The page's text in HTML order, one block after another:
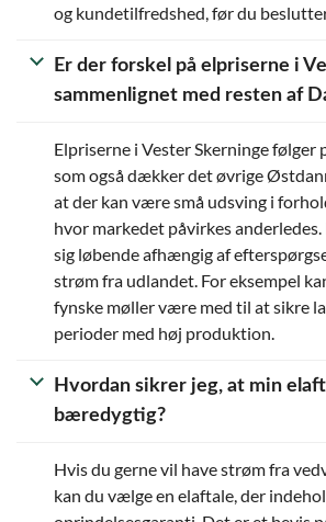
og kundetilfredshed, før du
Er der forskel på elpriserne i
sammenlignet med resten af
Elpriserne i Vester Skerninge følger
som også dækker det øvrige
at der kan være små udsving i
hvor markedet påvirkes
sig løbende afhængig af
strøm fra udlandet. For eksempel
fynske møller være med til at sikre
perioder med høj produktion.
Hvordan sikrer jeg, at min
bæredygtig?
Hvis du gerne vil have strøm fra
kan du vælge en elaftale, der